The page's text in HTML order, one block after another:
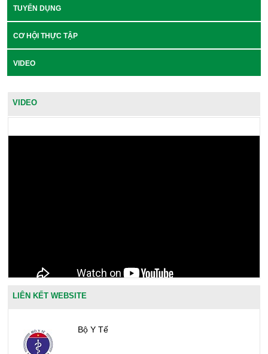
TUYỂN DỤNG
CƠ HỘI THỰC TẬP
VIDEO
VIDEO
LIÊN KẾT WEBSITE
Bộ Y Tế